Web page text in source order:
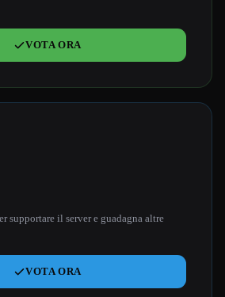
VOTA ORA
supportare il server e guadagna altre
VOTA ORA